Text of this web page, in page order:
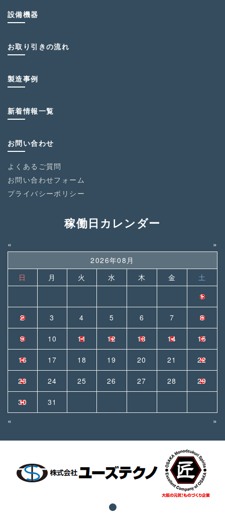
設備機器
お取り引きの流れ
製造事例
新着情報一覧
お問い合わせ
よくあるご質問
お問い合わせフォーム
プライバシーポリシー
稼働日カレンダー
«
»
2026年08月
日
月 火 水 木 金
土
1
2 3 4 5 6 7 8
9 10 11 12 13 14 15
16 17 18 19 20 21 22
23 24 25 26 27 28 29
30
31
«
»